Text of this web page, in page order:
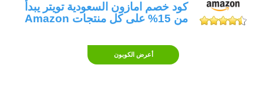
كود خصم امازون السعودية تويتر يبدأ
من 15% على كل منتجات Amazon
أعرض الكوبون